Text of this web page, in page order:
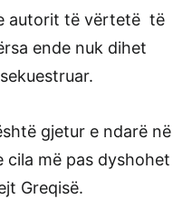
autorit të vërtetë të
ende nuk dihet
gjetur e ndarë në
cila më pas dyshohet
Greqisë.